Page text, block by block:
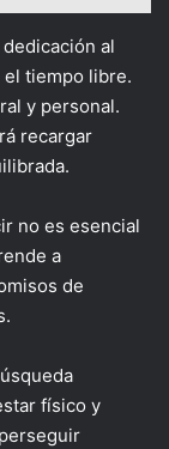
dedicación al
tiempo libre.
y personal.
recargar
no es esencial
a
de
físico y